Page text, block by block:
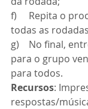
f)     Repita o
todas as
g)    No final,
para o grupo
para todos.
Recursos:
respostas/